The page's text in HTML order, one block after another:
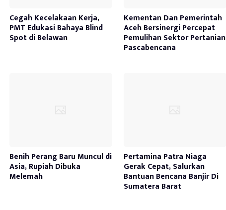
Cegah Kecelakaan Kerja,
PMT Edukasi Bahaya Blind
Spot di Belawan
Kementan Dan Pemerintah
Aceh Bersinergi Percepat
Pemulihan Sektor Pertanian
Pascabencana
Benih Perang Baru Muncul di
Asia, Rupiah Dibuka
Melemah
Pertamina Patra Niaga
Gerak Cepat, Salurkan
Bantuan Bencana Banjir Di
Sumatera Barat